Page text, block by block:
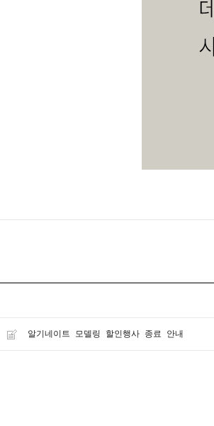
알기네이트 모델링 할인행사 종료 안내